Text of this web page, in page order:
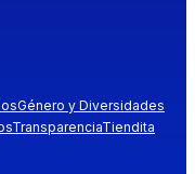
Género y Diversidades
TransparenciaTiendita